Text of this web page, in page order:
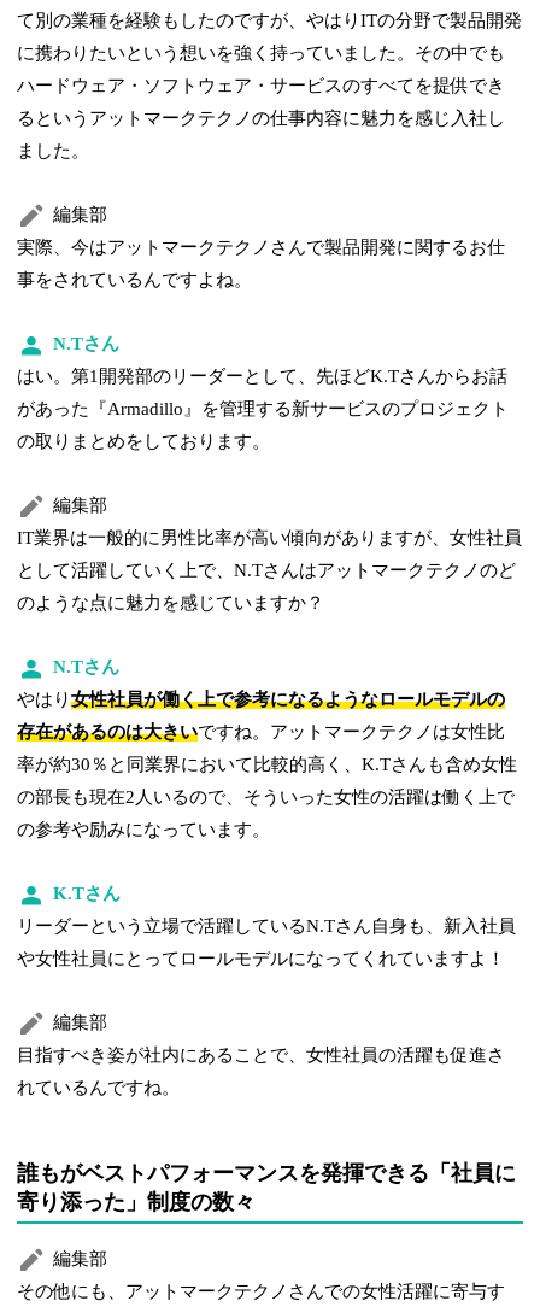
て別の業種を経験もしたのですが、やはりITの分野で製品開発
に携わりたいという想いを強く持っていました。その中でも
ハードウェア・ソフトウェア・サービスのすべてを提供でき
るというアットマークテクノの仕事内容に魅力を感じ入社し
ました。
編集部
実際、今はアットマークテクノさんで製品開発に関するお仕
事をされているんですよね。
N.Tさん
はい。第1開発部のリーダーとして、先ほどK.Tさんからお話
があった『Armadillo』を管理する新サービスのプロジェクト
の取りまとめをしております。
編集部
IT業界は一般的に男性比率が高い傾向がありますが、女性社員
として活躍していく上で、N.Tさんはアットマークテクノのど
のような点に魅力を感じていますか？
N.Tさん
やはり女性社員が働く上で参考になるようなロールモデルの
存在があるのは大きいですね。アットマークテクノは女性比
率が約30％と同業界において比較的高く、K.Tさんも含め女性
の部長も現在2人いるので、そういった女性の活躍は働く上で
の参考や励みになっています。
K.Tさん
リーダーという立場で活躍しているN.Tさん自身も、新入社員
や女性社員にとってロールモデルになってくれていますよ！
編集部
目指すべき姿が社内にあることで、女性社員の活躍も促進さ
れているんですね。
誰もがベストパフォーマンスを発揮できる「社員に
寄り添った」制度の数々
編集部
その他にも、アットマークテクノさんでの女性活躍に寄与す